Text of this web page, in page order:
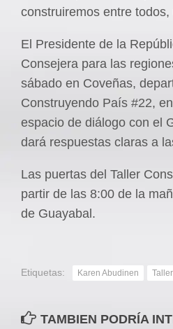
construiremos entre
El Presidente de la
Consejera para las
sábado en Coveñas,
Construyendo País #22,
espacio de diálogo con el
dará respuestas claras a
Las puertas del Taller
partir de las 8:00 de la
de Guayabal.
Etiquetas: Karen Abudinen
TAMBIEN PODRÍA